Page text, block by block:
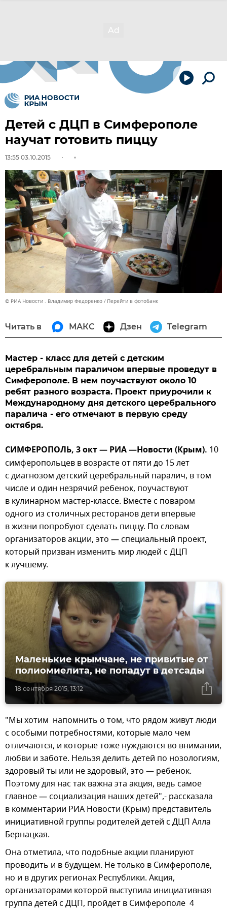
Детей с ДЦП в Симферополе
научат готовить пиццу
13:55 03.10.2015
© РИА Новости . Владимир Федоренко Перейти в фотобанк
Читать в МАКС Дзен Telegram
Мастер - класс для детей с детским
церебральным параличом впервые проведут в
Симферополе. В нем поучаствуют около 10
ребят разного возраста. Проект приурочили к
Международному дня детского церебрального
паралича - его отмечают в первую среду
октября.
СИМФЕРОПОЛЬ, 3 окт — РИА —Новости (Крым). 10
симферопольцев в возрасте от пяти до 15 лет
с диагнозом детский церебральный паралич, в том
числе и один незрячий ребенок, поучаствуют
в кулинарном мастер-классе. Вместе с поваром
одного из столичных ресторанов дети впервые
в жизни попробуют сделать пиццу. По словам
организаторов акции, это — специальный проект,
который призван изменить мир людей с ДЦП
к лучшему.
18 сентября 2015, 13:12
Маленькие крымчане, не привитые от
полиомиелита, не попадут в детсады
"Мы хотим напомнить о том, что рядом живут люди
с особыми потребностями, которые мало чем
отличаются, и которые тоже нуждаются во внимании,
любви и заботе. Нельзя делить детей по нозологиям,
здоровый ты или не здоровый, это — ребенок.
Поэтому для нас так важна эта акция, ведь самое
главное — социализация наших детей",- рассказала
в комментарии РИА Новости (Крым) представитель
инициативной группы родителей детей с ДЦП Алла
Бернацкая.
Она отметила, что подобные акции планируют
проводить и в будущем. Не только в Симферополе,
но и в других регионах Республики. Акция,
организаторами которой выступила инициативная
группа детей с ДЦП, пройдет в Симферополе 4